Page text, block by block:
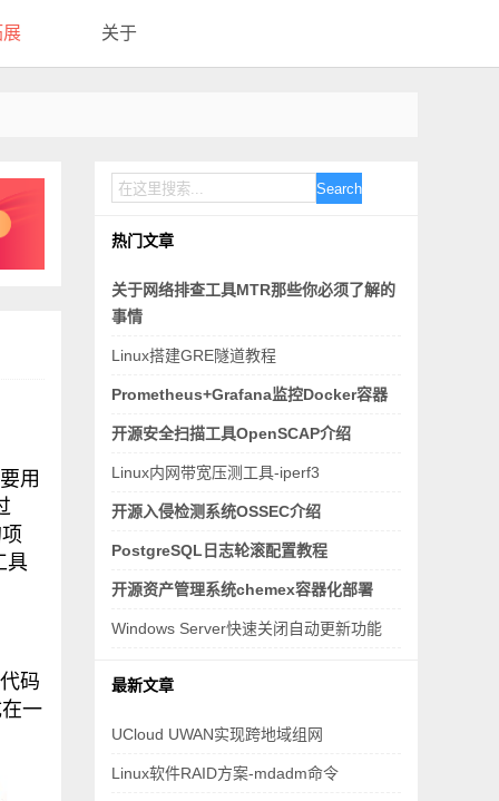
展 关于
用
具
码
一
Search
热门文章
关于网络排查工具MTR那些你必须了解的
事情
Linux搭建GRE隧道教程
Prometheus+Grafana监控Docker容器
开源安全扫描工具OpenSCAP介绍
Linux内网带宽压测工具-iperf3
开源入侵检测系统OSSEC介绍
PostgreSQL日志轮滚配置教程
开源资产管理系统chemex容器化部署
Windows Server快速关闭自动更新功能
最新文章
UCloud UWAN实现跨地域组网
Linux软件RAID方案-mdadm命令